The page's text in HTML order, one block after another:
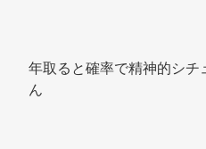
年取ると確率で精神的シ
ん